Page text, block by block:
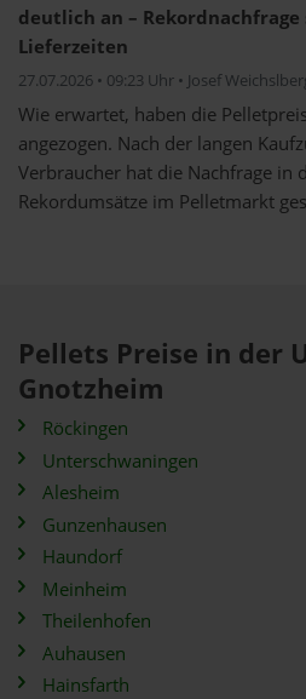
deutlich an –
Lieferzeiten
27.07.2026 • 09:23 Uhr • Josef
Wie erwartet, haben die
angezogen. Nach der langen
Verbraucher hat die Nachfrage in
Rekordumsätze im Pelletmarkt
Pellets Preise in der
Gnotzheim
Röckingen
Unterschwaningen
Alesheim
Gunzenhausen
Haundorf
Meinheim
Theilenhofen
Auhausen
Hainsfarth